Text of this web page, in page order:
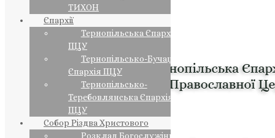
ТИХОН
Єпархії
Тернопільська Єпархія
ПЦУ
Тернопільсько-Бучацька
Єпархія ПЦУ
Тернопільсько-
Теребовлянська Єпархія
ПЦУ
Собор Різдва Христового
Розклад Богослужінь